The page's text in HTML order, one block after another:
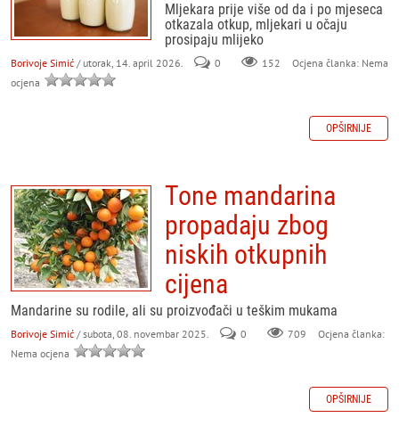
Mljekara prije više od da i po mjeseca
otkazala otkup, mljekari u očaju
prosipaju mlijeko
Borivoje Simić / utorak, 14. april 2026. 0 152
Ocjena članka: Nema
ocjena
OPŠIRNIJE
Tone mandarina
propadaju zbog
niskih otkupnih
cijena
Mandarine su rodile, ali su proizvođači u teškim mukama
Borivoje Simić / subota, 08. novembar 2025. 0 709
Ocjena članka:
Nema ocjena
OPŠIRNIJE